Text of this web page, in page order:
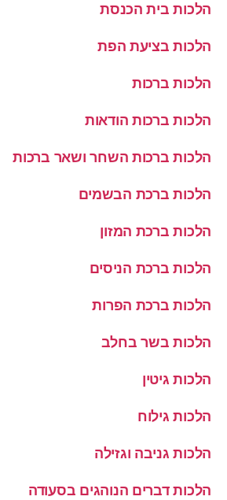
הלכות בית הכנסת
הלכות בציעת הפת
הלכות ברכות
הלכות ברכות הודאות
הלכות ברכות השחר ושאר ברכות
הלכות ברכת הבשמים
הלכות ברכת המזון
הלכות ברכת הניסים
הלכות ברכת הפרות
הלכות בשר בחלב
הלכות גיטין
הלכות גילוח
הלכות גניבה וגזילה
הלכות דברים הנוהגים בסעודה